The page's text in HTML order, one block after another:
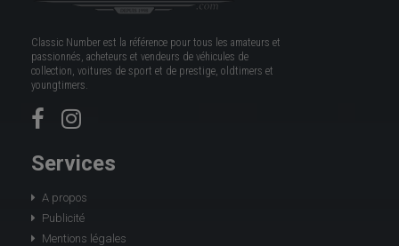
Classic Number est la référence pour tous les amateurs et
passionnés, acheteurs et vendeurs de véhicules de
collection, voitures de sport et de prestige, oldtimers et
youngtimers.
Services
A propos
Publicité
Mentions légales